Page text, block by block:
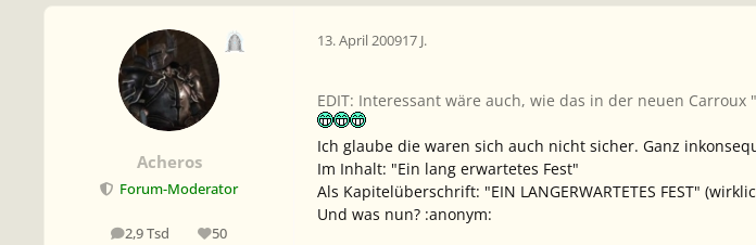
Acheros
Forum-Moderator
2,9 Tsd
Beiträge 50
Reputation
13. April 200917 J.
EDIT: Interessant wäre auch, wie das in der neuen
Ich glaube die waren sich auch nicht sicher. Ganz
Im Inhalt: "Ein lang erwartetes Fest"
Als Kapitelüberschrift: "EIN LANGERWARTETES FEST"
Und was nun? :anonym: